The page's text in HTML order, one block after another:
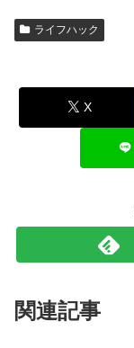
ライフハック
X
関連記事